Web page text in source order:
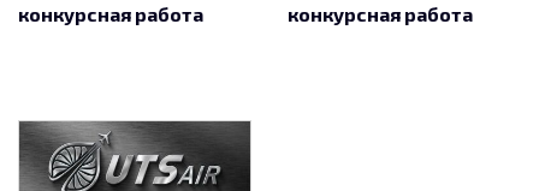
конкурсная работа конкурсная работа